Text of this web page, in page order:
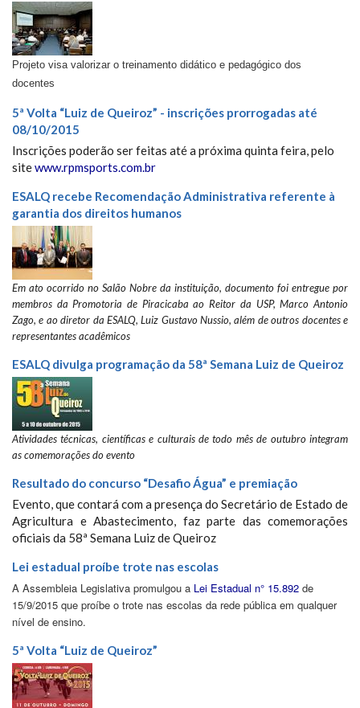
Projeto visa valorizar o treinamento didático e pedagógico dos
docentes
5ª Volta “Luiz de Queiroz” - inscrições prorrogadas até
08/10/2015
Inscrições poderão ser feitas até a próxima quinta feira, pelo
sitewww.rpmsports.com.br
ESALQ recebe Recomendação Administrativa referente à
garantia dos direitos humanos
Em ato ocorrido no Salão Nobre da instituição, documento foi entregue por
membros da Promotoria de Piracicaba ao Reitor da USP, Marco Antonio
Zago, e ao diretor da ESALQ, Luiz Gustavo Nussio, além de outros docentes e
representantes acadêmicos
ESALQ divulga programação da 58ª Semana Luiz de Queiroz
Atividades técnicas, científicas e culturais de todo mês de outubro integram
as comemorações do evento
Resultado do concurso “Desafio Água” e premiação
Evento, que contará com a presença do Secretário de Estado de
Agricultura e Abastecimento, faz parte das comemorações
oficiais da 58ª Semana Luiz de Queiroz
Lei estadual proíbe trote nas escolas
A Assembleia Legislativa promulgou a Lei Estadual n° 15.892 de
15/9/2015 que proíbe o trote nas escolas da rede pública em qualquer
nível de ensino.
5ª Volta “Luiz de Queiroz”